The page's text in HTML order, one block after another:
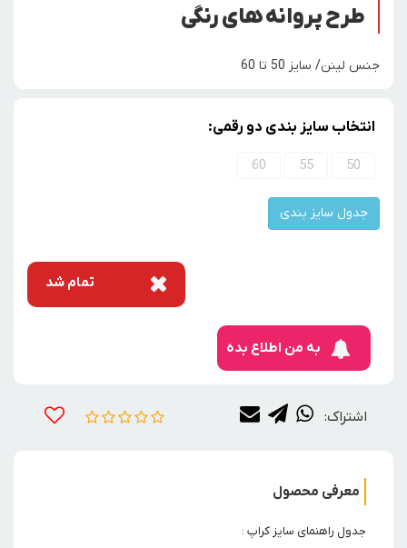
طرح پروانه های رنگی
جنس لینن/ سایز 50 تا 60
انتخاب سایز بندی دو رقمی:
50
55
60
جدول سایز بندی
تمام شد
به من اطلاع بده
اشتراک:
معرفی محصول
جدول راهنمای سایز کراپ :